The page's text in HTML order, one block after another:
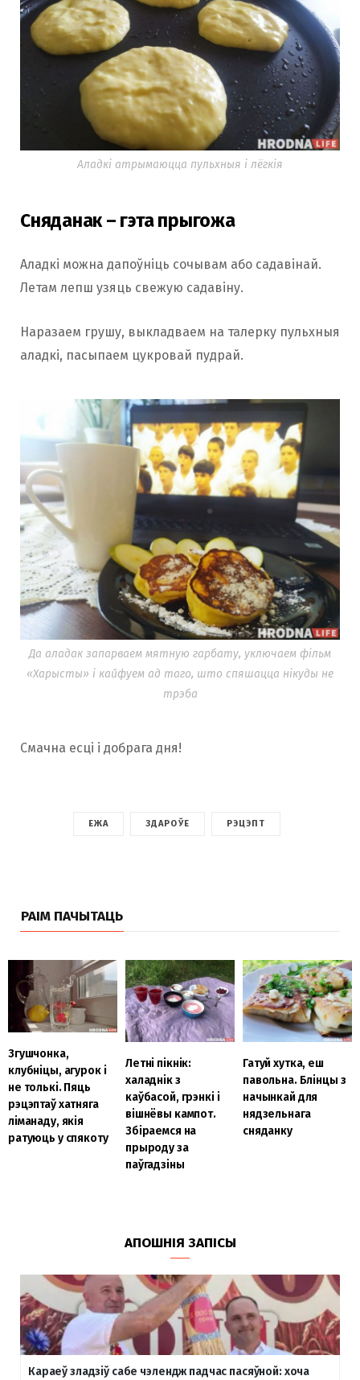
Аладкі атрымаюцца пульхныя і лёгкія
Сняданак – гэта прыгожа
Аладкі можна дапоўніць сочывам або садавінай.
Летам лепш узяць свежую садавіну.
Наразаем грушу, выкладваем на талерку пульхныя
аладкі, пасыпаем цукровай пудрай.
Да аладак запарваем мятную гарбату, уключаем фільм
«Харысты» і кайфуем ад таго, што спяшацца нікуды не
трэба
Смачна есці і добрага дня!
ЕЖА ЗДАРОЎЕ РЭЦЭПТ
РАІМ ПАЧЫТАЦЬ
Згушчонка,
клубніцы, агурок і
не толькі. Пяць
рэцэптаў хатняга
ліманаду, якія
ратуюць у спякоту
Летні пікнік:
халаднік з
каўбасой, грэнкі і
вішнёвы кампот.
Збіраемся на
прыроду за
паўгадзіны
Гатуй хутка, еш
павольна. Блінцы з
начынкай для
нядзельнага
сняданку
АПОШНІЯ ЗАПІСЫ
Караеў зладзіў сабе чэлендж падчас пасяўной: хоча